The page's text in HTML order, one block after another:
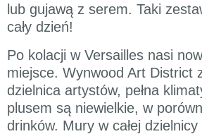
lub gujawą z serem. Taki
cały dzień!
Po kolacji w Versailles nasi
miejsce. Wynwood Art District
dzielnica artystów, pełna
plusem są niewielkie, w
drinków. Mury w całej